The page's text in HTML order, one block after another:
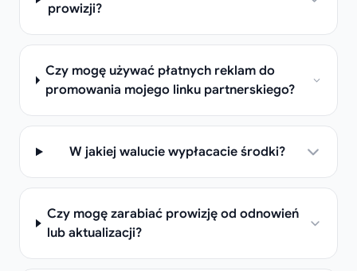
prowizji?
Czy mogę używać płatnych reklam do
promowania mojego linku partnerskiego?
W jakiej walucie wypłacacie środki?
Czy mogę zarabiać prowizję od odnowień
lub aktualizacji?